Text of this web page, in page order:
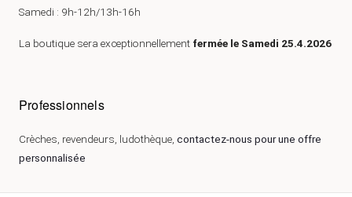
Samedi : 9h-12h/13h-16h
La boutique sera exceptionnellement fermée le Samedi 25.4.2026
Professionnels
Crèches, revendeurs, ludothèque, contactez-nous pour une offre
personnalisée